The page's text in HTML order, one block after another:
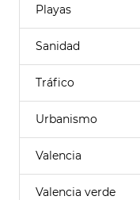
Playas
Sanidad
Tráfico
Urbanismo
Valencia
Valencia verde